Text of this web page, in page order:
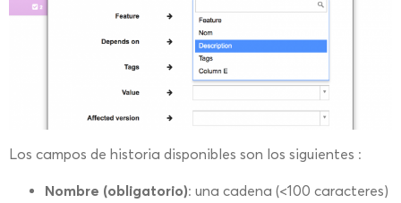
Los campos de historia disponibles son los siguientes :
Nombre (obligatorio): una cadena (<100 caracteres)